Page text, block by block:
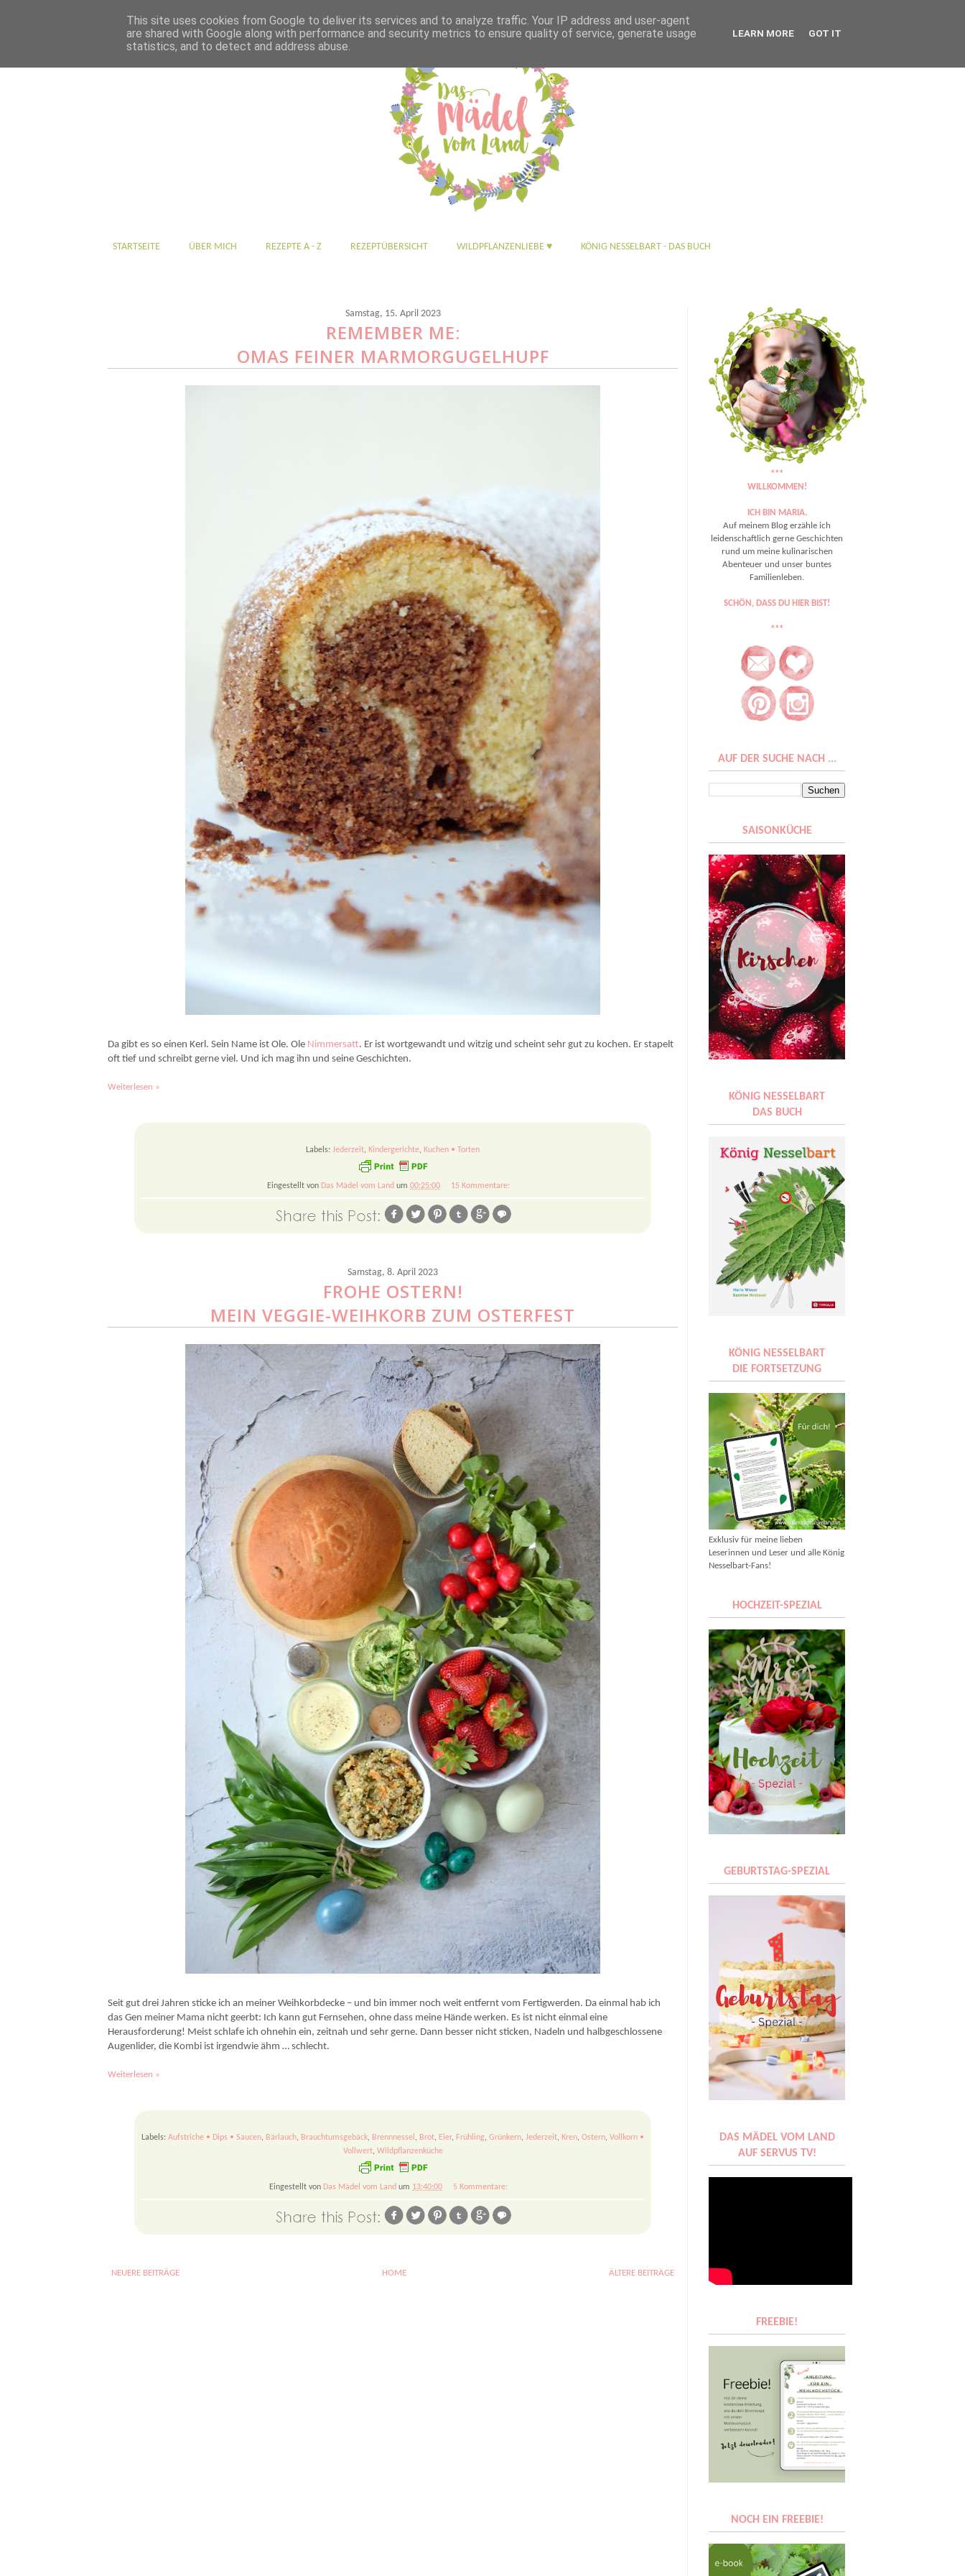
STARTSEITE ÜBER MICH REZEPTE A - Z REZEPTÜBERSICHT WILDPFLANZENLIEBE ♥ KÖNIG NESSELBART - DAS BUCH
Samstag, 15. April 2023
REMEMBER ME:
OMAS FEINER MARMORGUGELHUPF
Da gibt es so einen Kerl. Sein Name ist Ole. Ole Nimmersatt. Er ist wortgewandt und witzig und scheint sehr gut zu kochen. Er stapelt
oft tief und schreibt gerne viel. Und ich mag ihn und seine Geschichten.
Weiterlesen »
Labels: Jederzeit, Kindergerichte, Kuchen • Torten
Eingestellt von Das Mädel vom Land um 00:25:00 15 Kommentare:
Samstag, 8. April 2023
FROHE OSTERN!
MEIN VEGGIE-WEIHKORB ZUM OSTERFEST
Seit gut drei Jahren sticke ich an meiner Weihkorbdecke – und bin immer noch weit entfernt vom Fertigwerden. Da einmal hab ich
das Gen meiner Mama nicht geerbt: Ich kann gut Fernsehen, ohne dass meine Hände werken. Es ist nicht einmal eine
Herausforderung! Meist schlafe ich ohnehin ein, zeitnah und sehr gerne. Dann besser nicht sticken, Nadeln und halbgeschlossene
Augenlider, die Kombi ist irgendwie ähm … schlecht.
Weiterlesen »
Labels: Aufstriche • Dips • Saucen, Bärlauch, Brauchtumsgebäck, Brennnessel , Brot, Eier, Frühling, Grünkern, Jederzeit, Kren, Ostern, Vollkorn •
Vollwert, Wildpflanzenküche
Eingestellt von Das Mädel vom Land um 13:40:00 5 Kommentare:
NEUERE BEITRÄGE ÄLTERE BEITRÄGE
HOME
***
WILLKOMMEN!
ICH BIN MARIA.
Auf meinem Blog erzähle ich
leidenschaftlich gerne Geschichten
rund um meine kulinarischen
Abenteuer und unser buntes
Familienleben.
SCHÖN, DASS DU HIER BIST!
***
AUF DER SUCHE NACH ...
SAISONKÜCHE
KÖNIG NESSELBART
DAS BUCH
KÖNIG NESSELBART
DIE FORTSETZUNG
Exklusiv für meine lieben
Leserinnen und Leser und alle König
Nesselbart-Fans!
HOCHZEIT-SPEZIAL
GEBURTSTAG-SPEZIAL
DAS MÄDEL VOM LAND
AUF SERVUS TV!
FREEBIE!
NOCH EIN FREEBIE!
This site uses cookies from Google to deliver its services and to analyze traffic. Your IP address and user-agent
are shared with Google along with performance and security metrics to ensure quality of service, generate usage
statistics, and to detect and address abuse.
LEARN MORE GOT IT